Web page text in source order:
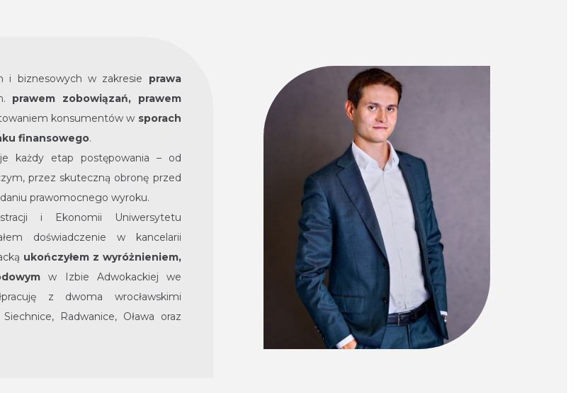
i biznesowych w zakresie prawa
prawem zobowiązań, prawem
konsumentów w sporach
finansowego.
każdy etap postępowania – od
przez skuteczną obronę przed
prawomocnego wyroku.
i Ekonomii Uniwersytetu
doświadczenie w kancelarii
ukończyłem z wyróżnieniem,
w Izbie Adwokackiej we
z dwoma wrocławskimi
Radwanice, Oława oraz